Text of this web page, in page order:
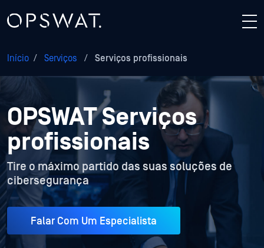
Início / Serviços / Serviços profissionais
OPSWAT Serviços
profissionais
Tire o máximo partido das suas soluções de
cibersegurança
Falar Com Um Especialista